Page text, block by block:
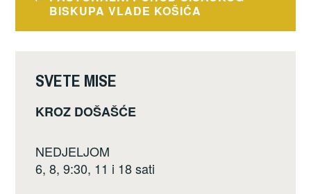
b
o
k
objava
BISKUPA VLADE KOŠIĆA
SVETE MISE
KROZ DOŠAŠĆE
NEDJELJOM
6, 8, 9:30, 11 i 18 sati